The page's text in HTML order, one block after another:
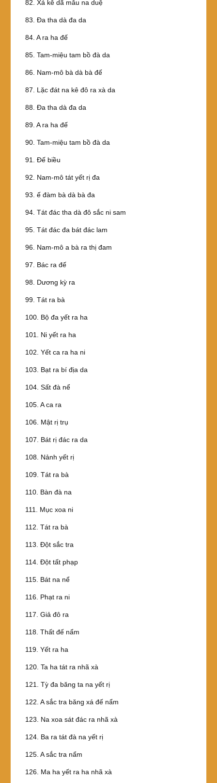
82. Xá kê dã mẫu na duệ
83. Ða tha dà đa da
84. A ra ha đế
85. Tam-miệu tam bồ đà da
86. Nam-mô bà dà bà đế
87. Lặc đát na kê đô ra xà da
88. Ða tha dà đa da
89. A ra ha đế
90. Tam-miệu tam bồ đà da
91. Ðế biều
92. Nam-mô tát yết rị đa
93. ế đàm bà dà bà đa
94. Tát đác tha dà đô sắc ni sam
95. Tát đác đa bát đác lam
96. Nam-mô a bà ra thị đam
97. Bác ra đế
98. Dương kỳ ra
99. Tát ra bà
100. Bộ đa yết ra ha
101. Ni yết ra ha
102. Yết ca ra ha ni
103. Bạt ra bí địa da
104. Sất đà nể
105. A ca ra
106. Mật rị trụ
107. Bát rị đác ra da
108. Nảnh yết rị
109. Tát ra bà
110. Bàn đà na
111. Mục xoa ni
112. Tát ra bà
113. Ðột sắc tra
114. Ðột tất phạp
115. Bát na nể
116. Phạt ra ni
117. Giả đô ra
118. Thất đế nẩm
119. Yết ra ha
120. Ta ha tát ra nhã xà
121. Tỳ đa băng ta na yết rị
122. A sắc tra băng xá đế nẩm
123. Na xoa sát đác ra nhã xà
124. Ba ra tát đà na yết rị
125. A sắc tra nẩm
126. Ma ha yết ra ha nhã xà